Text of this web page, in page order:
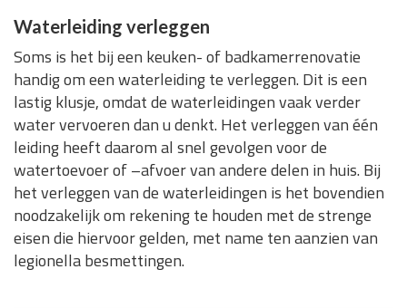
Waterleiding verleggen
Soms is het bij een keuken- of badkamerrenovatie
handig om een waterleiding te verleggen. Dit is een
lastig klusje, omdat de waterleidingen vaak verder
water vervoeren dan u denkt. Het verleggen van één
leiding heeft daarom al snel gevolgen voor de
watertoevoer of –afvoer van andere delen in huis. Bij
het verleggen van de waterleidingen is het bovendien
noodzakelijk om rekening te houden met de strenge
eisen die hiervoor gelden, met name ten aanzien van
legionella besmettingen.